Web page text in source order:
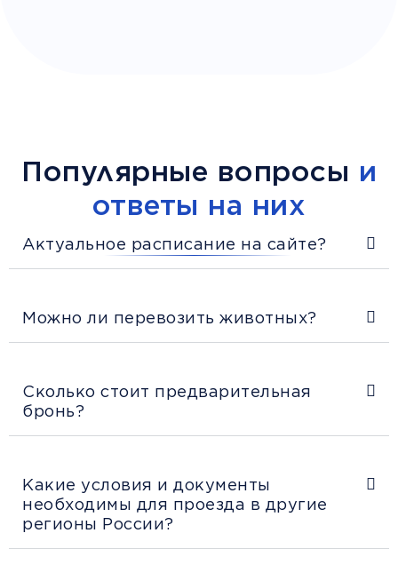
Популярные вопросы и
ответы на них
Актуальное расписание на сайте?
Можно ли перевозить животных?
Сколько стоит предварительная
бронь?
Какие условия и документы
необходимы для проезда в другие
регионы России?